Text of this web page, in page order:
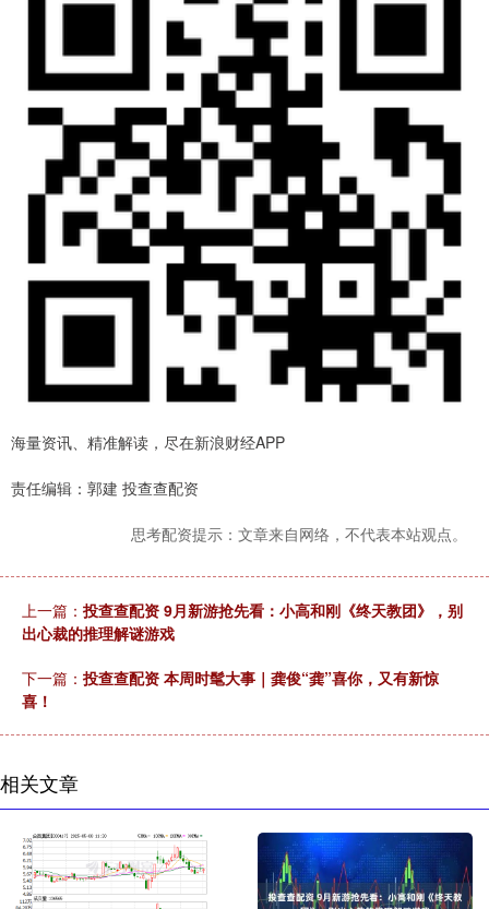
海量资讯、精准解读，尽在新浪财经APP
责任编辑：郭建 投查查配资
思考配资提示：文章来自网络，不代表本站观点。
上一篇： 投查查配资 9月新游抢先看：小高和刚《终天教团》，别
出心裁的推理解谜游戏
下一篇： 投查查配资 本周时髦大事｜龚俊“龚”喜你，又有新惊
喜！
相关文章